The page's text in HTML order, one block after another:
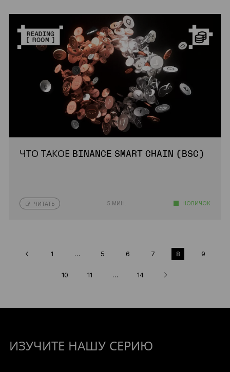
ЧТО ТАКОЕ BINANCE SMART CHAIN (BSC)
ЧИТАТЬ 5 МИН. НОВИЧОК
1 … 5 6 7 8 9
10 11 … 14
ИЗУЧИТЕ НАШУ СЕРИЮ